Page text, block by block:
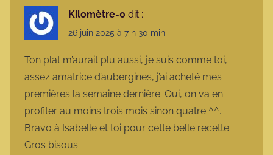
Kilomètre-0 dit :
26 juin 2025 à 7 h 30 min
Ton plat m’aurait plu aussi, je suis comme toi,
assez amatrice d’aubergines, j’ai acheté mes
premières la semaine dernière. Oui, on va en
profiter au moins trois mois sinon quatre ^^.
Bravo à Isabelle et toi pour cette belle recette.
Gros bisous